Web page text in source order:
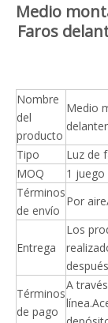
Medio
Faros
Nombre
del
producto
Medio
Tipo
Luz de
MOQ
1 juego
Términos
de envío
Por
Entrega
Los
Términos
de pago
A